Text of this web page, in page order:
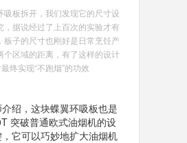
吸板拆开，我们发现它的尺寸设
，据说经过了上百次的实验才有
板子的尺寸也刚好是日常烹饪产
个区域的距离，有了这样的设计
终实现“不跑烟”的功效
绍，这块蝶翼环吸板也是
突破普通欧式油烟机的设
它可以巧妙地扩大油烟机